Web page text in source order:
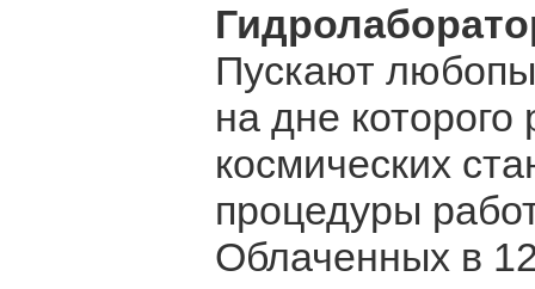
Пускают
на дне
космических
процедуры
Облаченных в